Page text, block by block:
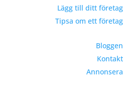
Lägg till ditt företag
Tipsa om ett företag
Bloggen
Kontakt
Annonsera